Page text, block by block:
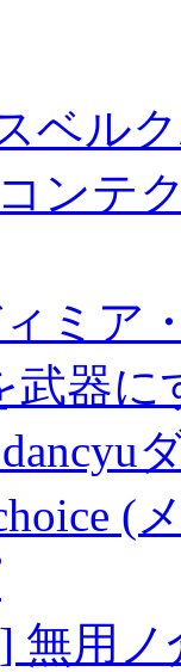
ベル
ンテ
ミア
武器に
(
無用